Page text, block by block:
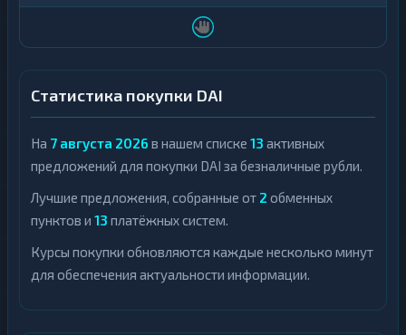
Статистика покупки DAI
На 7 августа 2026 в нашем списке 13 активных
предложений для покупки DAI за безналичные рубли.
Лучшие предложения, собранные от 2 обменных
пунктов и 13 платёжных систем.
Курсы покупки обновляются каждые несколько минут
для обеспечения актуальности информации.